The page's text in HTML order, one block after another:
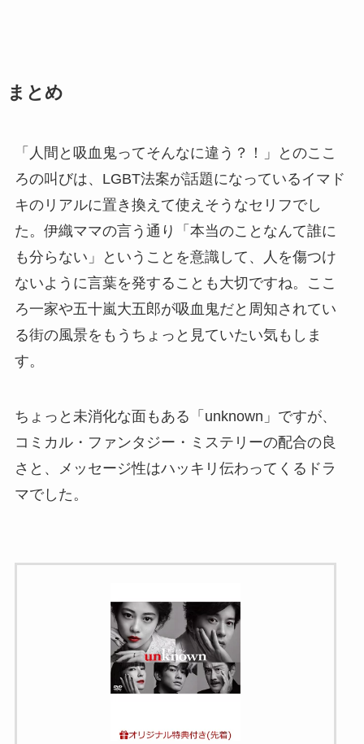
まとめ
「人間と吸血鬼ってそんなに違う？！」とのここ
ろの叫びは、LGBT法案が話題になっているイマド
キのリアルに置き換えて使えそうなセリフでし
た。伊織ママの言う通り「本当のことなんて誰に
も分らない」ということを意識して、人を傷つけ
ないように言葉を発することも大切ですね。ここ
ろ一家や五十嵐大五郎が吸血鬼だと周知されてい
る街の風景をもうちょっと見ていたい気もしま
す。
ちょっと未消化な面もある「unknown」ですが、
コミカル・ファンタジー・ミステリーの配合の良
さと、メッセージ性はハッキリ伝わってくるドラ
マでした。